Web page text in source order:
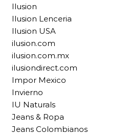
Ilusion
Ilusion Lenceria
Ilusion USA
ilusion.com
ilusion.com.mx
ilusiondirect.com
Impor Mexico
Invierno
IU Naturals
Jeans & Ropa
Jeans Colombianos